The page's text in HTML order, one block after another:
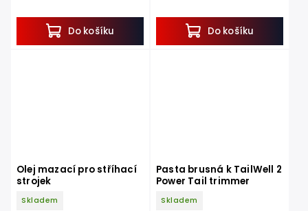
Do košíku Do košíku
Olej mazací pro stříhací
strojek
Skladem
Pasta brusná k TailWell 2
Power Tail trimmer
Skladem